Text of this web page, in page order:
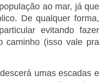
ao mar, já que
De qualquer forma,
evitando fazer
caminho (isso vale pra
umas escadas e